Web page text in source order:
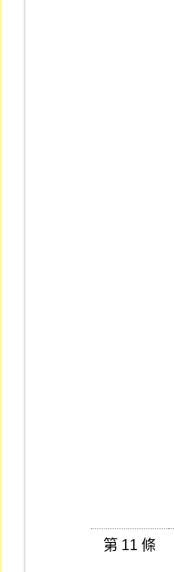
第 11 條